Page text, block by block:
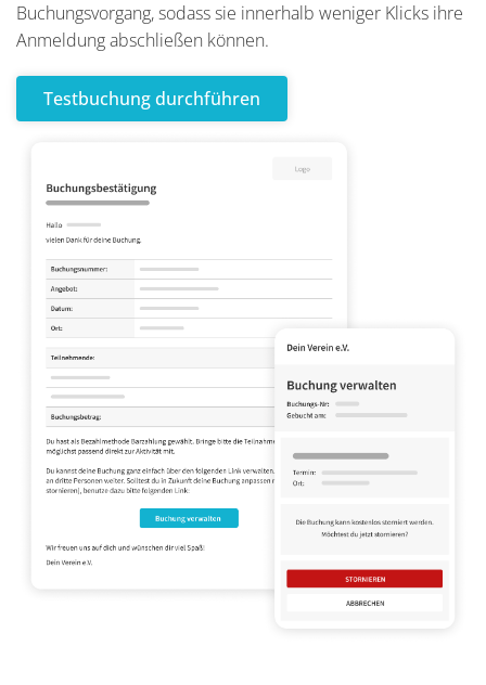
Buchungsvorgang, sodass sie innerhalb weniger Klicks ihre
Anmeldung abschließen können.
Testbuchung durchführen